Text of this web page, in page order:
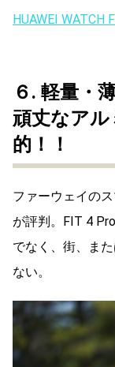
HUAWEI WATCH
６. 軽量・
頑丈なア
的！！
ファーウェイの
が評判。FIT 4
でなく、街、ま
ない。